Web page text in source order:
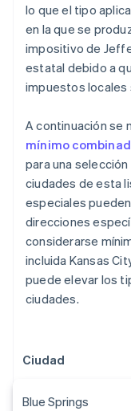
lo que el tipo
en la que se
impositivo de
estatal debido a
impuestos locales
A continuación se
mínimo
para una
ciudades de esta
especiales
direcciones
considerarse
incluida Kansas
puede elevar los
ciudades.
Ciudad
Blue Springs